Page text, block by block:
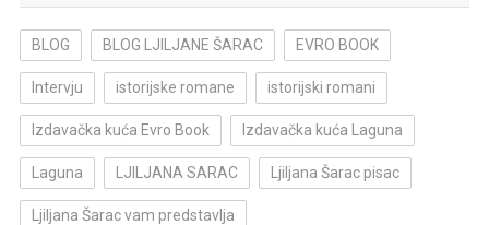
BLOG BLOG LJILJANE ŠARAC EVRO BOOK
Intervju istorijske romane istorijski romani
Izdavačka kuća Evro Book Izdavačka kuća Laguna
Laguna LJILJANA SARAC Ljiljana Šarac pisac
Ljiljana Šarac vam predstavlja